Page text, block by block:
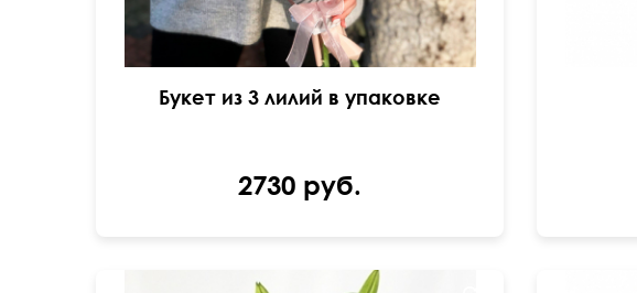
Букет из 3 лилий в упаковке
2730 руб.